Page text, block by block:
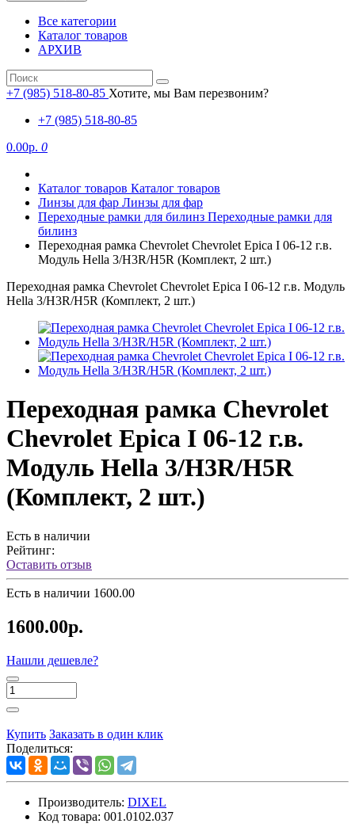
Все категории
Каталог товаров
АРХИВ
+7 (985) 518-80-85 Хотите, мы Вам перезвоним?
+7 (985) 518-80-85
0.00р. 0
Каталог товаров Каталог товаров
Линзы для фар Линзы для фар
Переходные рамки для билинз Переходные рамки для
билинз
Переходная рамка Chevrolet Chevrolet Epica I 06-12 г.в.
Модуль Hella 3/H3R/H5R (Комплект, 2 шт.)
Переходная рамка Chevrolet Chevrolet Epica I 06-12 г.в. Модуль
Hella 3/H3R/H5R (Комплект, 2 шт.)
Переходная рамка Chevrolet
Chevrolet Epica I 06-12 г.в.
Модуль Hella 3/H3R/H5R
(Комплект, 2 шт.)
Есть в наличии
Рейтинг:
Оставить отзыв
Есть в наличии 1600.00
1600.00р.
Нашли дешевле?
Купить Заказать в один клик
Поделиться:
Производитель: DIXEL
Код товара: 001.0102.037